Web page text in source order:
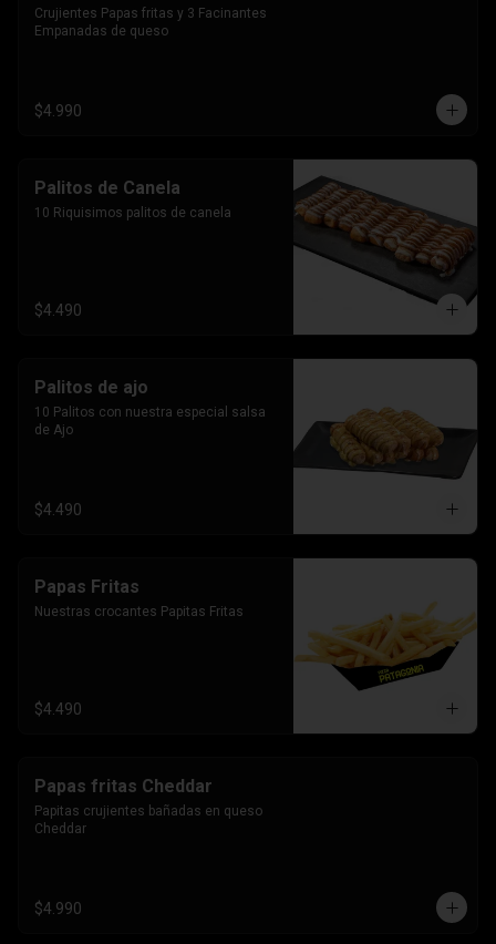
Crujientes Papas fritas y 3 Facinantes
Empanadas de queso
$4.990
Palitos de Canela
10 Riquisimos palitos de canela
$4.490
Palitos de ajo
10 Palitos con nuestra especial salsa
de Ajo
$4.490
Papas Fritas
Nuestras crocantes Papitas Fritas
$4.490
Papas fritas Cheddar
Papitas crujientes bañadas en queso
Cheddar
$4.990